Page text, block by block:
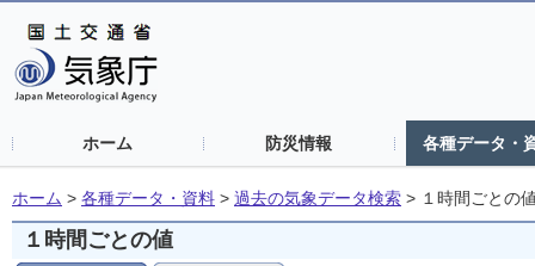
ホーム 防災情報 各種データ・
ホーム > 各種データ・資料 > 過去の気象データ検索 > １時間ごとの
１時間ごとの値